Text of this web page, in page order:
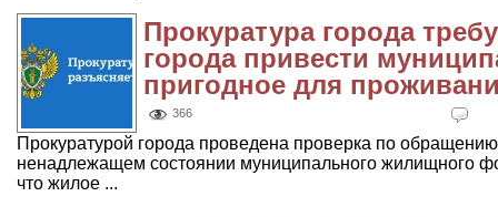
Прокуратура города
города привести
пригодное для
366
Прокуратурой города проведена проверка по
ненадлежащем состоянии муниципального жилищного
что жилое ...